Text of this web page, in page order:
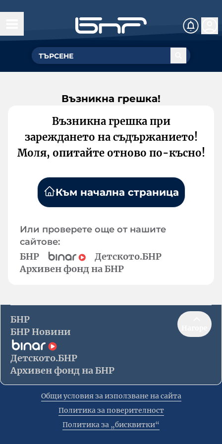
Възникна грешка!
Възникна грешка при
зареждането на съдържанието!
Моля, опитайте отново по-късно!
Към начална страница
Или проверете още от нашите
сайтове:
БНР
Детското.БНР
Архивен фонд на БНР
БНР
БНР Новини
Детското.БНР
Архивен фонд на БНР
Общи условия за използване на сайта
Политика за поверителност
Политика за „бисквитки“